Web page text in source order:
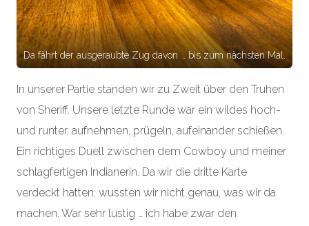
Da fährt der ausgeraubte Zug davon … bis zum nächsten Mal.
In unserer Partie standen wir zu Zweit über den Truhen
von Sheriff. Unsere letzte Runde war ein wildes hoch-
und runter, aufnehmen, prügeln, aufeinander schießen.
Ein richtiges Duell zwischen dem Cowboy und meiner
schlagfertigen Indianerin. Da wir die dritte Karte
verdeckt hatten, wussten wir nicht genau, was wir da
machen. War sehr lustig … ich habe zwar den